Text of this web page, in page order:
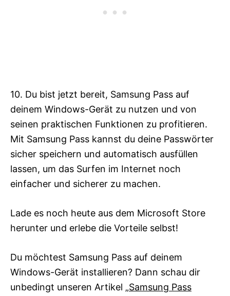
10. Du bist jetzt bereit, Samsung Pass auf
deinem Windows-Gerät zu nutzen und von
seinen praktischen Funktionen zu profitieren.
Mit Samsung Pass kannst du deine Passwörter
sicher speichern und automatisch ausfüllen
lassen, um das Surfen im Internet noch
einfacher und sicherer zu machen.
Lade es noch heute aus dem Microsoft Store
herunter und erlebe die Vorteile selbst!
Du möchtest Samsung Pass auf deinem
Windows-Gerät installieren? Dann schau dir
unbedingt unseren Artikel „Samsung Pass